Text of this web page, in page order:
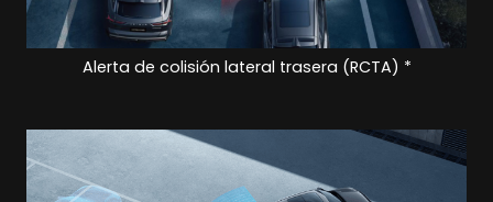
Alerta de colisión lateral trasera (RCTA) *